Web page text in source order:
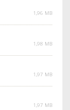
1,96 MB
1,98 MB
1,97 MB
1,97 MB